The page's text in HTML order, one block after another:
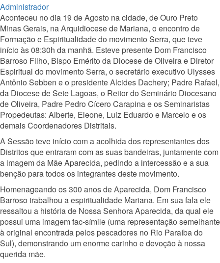
Administrador
Aconteceu no dia 19 de Agosto na cidade, de Ouro Preto
Minas Gerais, na Arquidiocese de Mariana, o encontro de
Formação e Espiritualidade do movimento Serra, que teve
início às 08:30h da manhã. Esteve presente Dom Francisco
Barroso Filho, Bispo Emérito da Diocese de Oliveira e Diretor
Espiritual do movimento Serra, o secretário executivo Ulysses
Antônio Sebben e o presidente Alcides Dachery; Padre Rafael,
da Diocese de Sete Lagoas, o Reitor do Seminário Diocesano
de Oliveira, Padre Pedro Cícero Carapina e os Seminaristas
Propedeutas: Alberte, Eleone, Luiz Eduardo e Marcelo e os
demais Coordenadores Distritais.
A Sessão teve início com a acolhida dos representantes dos
Distritos que entraram com as suas bandeiras, juntamente com
a imagem da Mãe Aparecida, pedindo a intercessão e a sua
benção para todos os integrantes deste movimento.
Homenageando os 300 anos de Aparecida, Dom Francisco
Barroso trabalhou a espiritualidade Mariana. Em sua fala ele
ressaltou a história de Nossa Senhora Aparecida, da qual ele
possui uma imagem fac-símile (uma representação semelhante
à original encontrada pelos pescadores no Rio Paraíba do
Sul), demonstrando um enorme carinho e devoção à nossa
querida mãe.